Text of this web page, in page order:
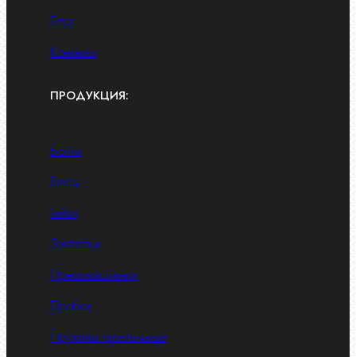
Блог
Контакты
ПРОДУКЦИЯ:
Болты
Винты
Гайки
Заклепки
Пресс-масленки
Пробки
Пружины тарельчатые